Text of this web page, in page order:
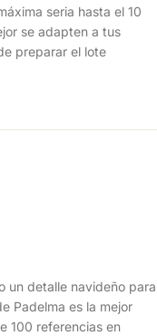
seria hasta el 10
se adapten a tus
preparar el lote
un detalle navideño para
Padelma es la mejor
100 referencias en